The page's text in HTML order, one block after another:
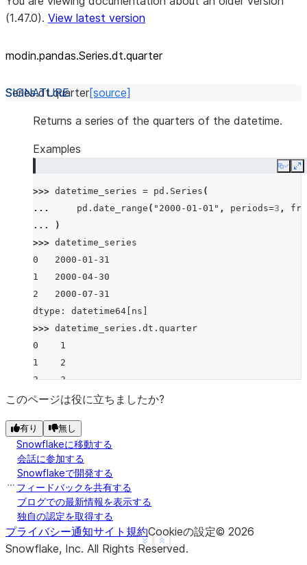
(1.47.0). View latest version
modin.pandas.Series.dt.quarter
Series.dt.quarter[source]
Returns a series of the quarters of the datetime.
Examples
Copy
>>> datetime_series = pd . Series (
...
pd . date_range ( "2000-01-01" , periods=3 ,
...
)
>>> datetime_series
0   2000-01-31
1   2000-04-30
2   2000-07-31
dtype: datetime64[ns]
>>> datetime_series . dt . quarter
0    1
1    2
2    3
dtype: int8
Show less
See more
このページは役に立ちましたか?
有り 無し
Snowflakeに移動する
会話に参加する
Snowflakeで開発する
フィードバックを共有する
ブログでの最新情報を表示する
独自の認定を取得する
プライバシー通知サイト規約Cookieの設定© 2026
Snowflake, Inc. All Rights Reserved.